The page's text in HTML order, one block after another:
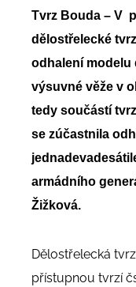
Tvrz Bouda – V
dělostřelecké
odhalení modelu
výsuvné věže v
tedy součástí
se zúčastnila
armádního
Žižková.
Dělostřelecká
přístupnou tvrzí